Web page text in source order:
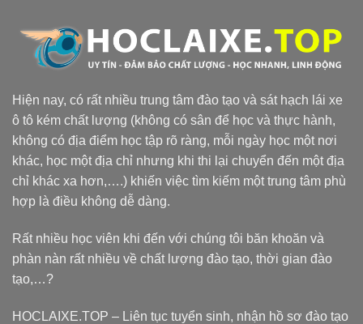
Hiện nay, có rất nhiều trung tâm đào tạo và sát hạch lái xe
ô tô kém chất lượng (không có sân để học và thực hành,
không có địa điểm học tập rõ ràng, mỗi ngày học một nơi
khác, học một địa chỉ nhưng khi thi lại chuyển đến một địa
chỉ khác xa hơn,….) khiến việc tìm kiếm một trung tâm phù
hợp là điều không dễ dàng.
Rất nhiều học viên khi đến với chúng tôi băn khoăn và
phàn nàn rất nhiều về chất lượng đào tạo, thời gian đào
tạo,…?
HOCLAIXE.TOP – Liên tục tuyển sinh, nhận hồ sơ đào tạo